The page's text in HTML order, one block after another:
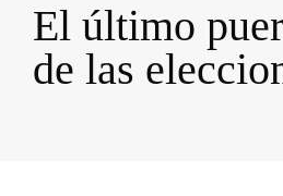
El último
de las